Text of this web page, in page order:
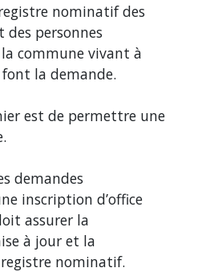
nominatif des
des personnes
commune vivant à
la demande.
est de permettre une
demandes
inscription d’office
assurer la
à jour et la
nominatif.